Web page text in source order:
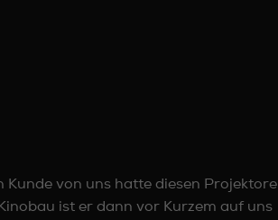
von uns hatte diesen
ist er dann vor Kurzem auf uns